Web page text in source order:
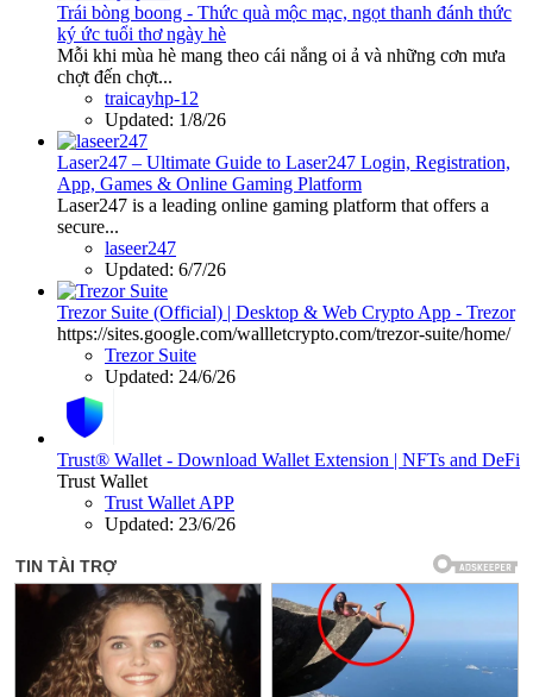
Trái bòng boong - Thức quà mộc mạc, ngọt thanh đánh thức
ký ức tuổi thơ ngày hè
Mỗi khi mùa hè mang theo cái nắng oi ả và những cơn mưa
chợt đến chợt...
traicayhp-12
Updated: 1/8/26
Laser247 – Ultimate Guide to Laser247 Login, Registration,
App, Games & Online Gaming Platform
Laser247 is a leading online gaming platform that offers a
secure...
laseer247
Updated: 6/7/26
Trezor Suite (Official) | Desktop & Web Crypto App - Trezor
https://sites.google.com/wallletcrypto.com/trezor-suite/home/
Trezor Suite
Updated: 24/6/26
Trust® Wallet - Download Wallet Extension | NFTs and DeFi
Trust Wallet
Trust Wallet APP
Updated: 23/6/26